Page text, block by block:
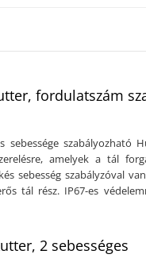
fordulatszám
sebessége
amelyek a tál
sebesség szabályzóval
tál rész. IP67-es
- 3.000
tál forgása, 1 db kés
815 x 970 mm (szé x mé x
2 sebességes